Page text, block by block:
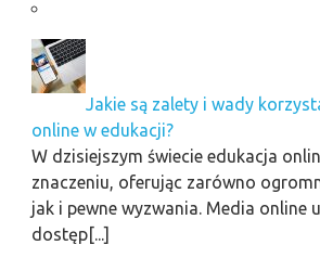
Jakie są zalety i wady
online w edukacji?
W dzisiejszym świecie edukacja
znaczeniu, oferując zarówno
jak i pewne wyzwania. Media online
dostęp[...]